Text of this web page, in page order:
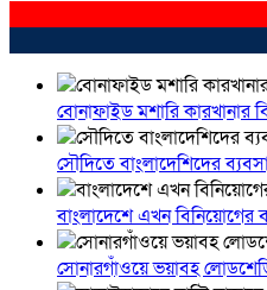
বোনাফাইড মশারি
সৌদিতে বাংলাদেশিদের
বাংলাদেশে এখন বিনিয়োগের
সোনারগাঁওয়ে ভয়াবহ